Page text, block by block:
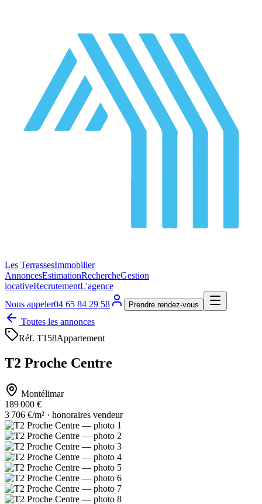
Les TerrassesImmobilier
AnnoncesEstimationRechercheGestion
locativeRecrutementL'agence
Nous appeler04 65 84 29 58 Prendre rendez-vous
Toutes les annonces
Réf. T158Appartement
T2 Proche Centre
Montélimar
189 000 €
3 706 €/m² · honoraires vendeur